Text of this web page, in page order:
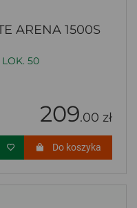
ARENA 1500S
50
209.00 zł
Do koszyka